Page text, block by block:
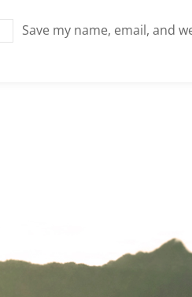
Save my name, email, and